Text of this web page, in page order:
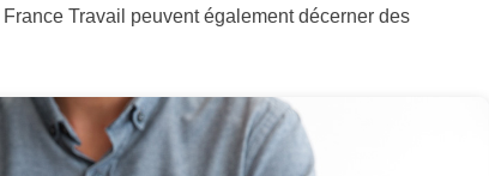
France Travail peuvent également décerner des